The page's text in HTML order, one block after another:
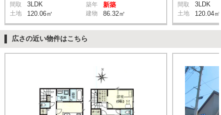
間取 3LDK 築年 新築
土地 120.06㎡ 建物 86.32㎡
間取 3LDK
土地 120.04㎡
広さの近い物件はこちら